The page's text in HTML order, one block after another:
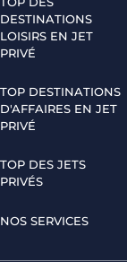
DESTINATIONS
LOISIRS EN JET
PRIVÉ
TOP DESTINATIONS
D'AFFAIRES EN JET
PRIVÉ
TOP DES JETS
PRIVÉS
NOS SERVICES